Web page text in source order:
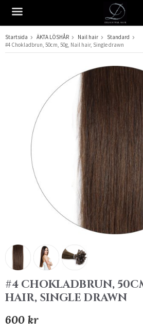
Produkten har blivit tillagd i
Startsida ÄKTA LÖSHÅR Nail hair
Standard
#4 Chokladbrun, 50cm, 50g, Nail hair, Single drawn
#4 CHOKLADBRUN,
HAIR, SINGLE DRAWN
600 kr